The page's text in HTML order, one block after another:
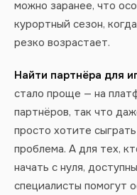
можно заранее, что
курортный сезон,
резко возрастает.
Найти партнёра для
стало проще — на
партнёров, так что
просто хотите
проблема. А для тех,
начать с нуля,
специалисты помогут